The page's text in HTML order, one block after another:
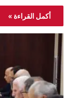
أكمل القراءة »